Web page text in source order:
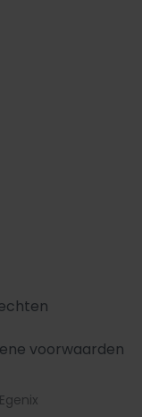
voorwaarden